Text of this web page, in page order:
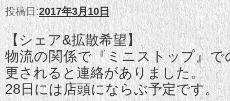
投稿日:2017年3月10日
【シェア&拡散希望】
物流の関係で『ミニストップ』で
更されると連絡がありました。
28日には店頭にならぶ予定です。